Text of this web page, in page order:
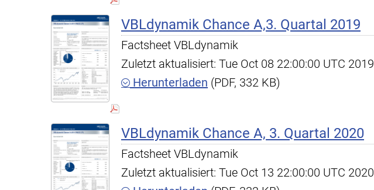
VBLdynamik Chance A,3. Quartal 2019
Factsheet VBLdynamik
Zuletzt aktualisiert: Tue Oct 08 22:00:00 UTC 2019
Herunterladen (PDF, 332 KB)
VBLdynamik Chance A, 3. Quartal 2020
Factsheet VBLdynamik
Zuletzt aktualisiert: Tue Oct 13 22:00:00 UTC 2020